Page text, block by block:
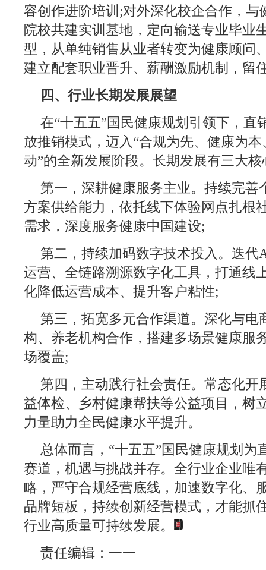
容创作进阶培训;对外深化校企合作，与
院校共建实训基地，定向输送专业毕业
型，从单纯销售从业者转变为健康顾问
建立配套职业晋升、薪酬激励机制，留
四、行业长期发展展望
在“十五五”国民健康规划引领下，直
放推销模式，迈入“合规为先、健康为
动”的全新发展阶段。长期发展有三大核
第一，深耕健康服务主业。持续完善
方案供给能力，依托线下体验网点扎根
需求，深度服务健康中国建设;
第二，持续加码数字技术投入。迭
运营、全链路溯源数字化工具，打通线
化降低运营成本、提升客户粘性;
第三，拓宽多元合作渠道。深化与电
构、养老机构合作，搭建多场景健康服
场覆盖;
第四，主动践行社会责任。常态化开
益体检、乡村健康帮扶等公益项目，树
力量助力全民健康水平提升。
总体而言，“十五五”国民健康规划为
赛道，机遇与挑战并存。全行业企业唯
略，严守合规经营底线，加速数字化、
品牌短板，持续创新经营模式，才能抓
行业高质量可持续发展。
责任编辑：一一